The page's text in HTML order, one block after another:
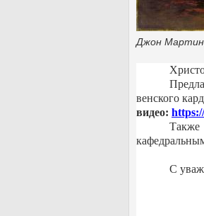
Джон
венского
видео: https://
Также
С